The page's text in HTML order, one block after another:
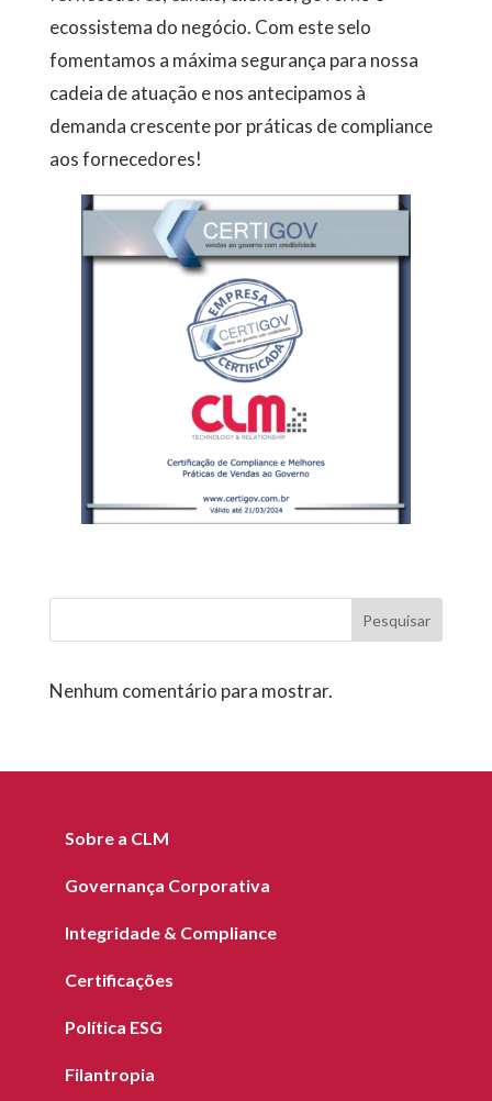
ecossistema do negócio. Com este selo
fomentamos a máxima segurança para nossa
cadeia de atuação e nos antecipamos à
demanda crescente por práticas de compliance
aos fornecedores!
Pesquisar
Nenhum comentário para mostrar.
Sobre a CLM
Governança Corporativa
Integridade & Compliance
Certificações
Política ESG
Filantropia